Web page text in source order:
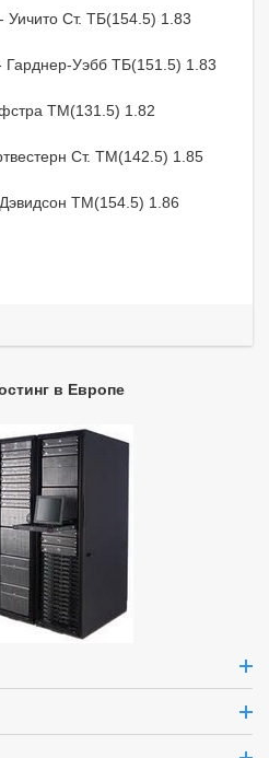
Ст. ТБ(154.5) 1.83
Уэбб ТБ(151.5) 1.83
ТМ(131.5) 1.82
Ст. ТМ(142.5) 1.85
ТМ(154.5) 1.86
в Европе